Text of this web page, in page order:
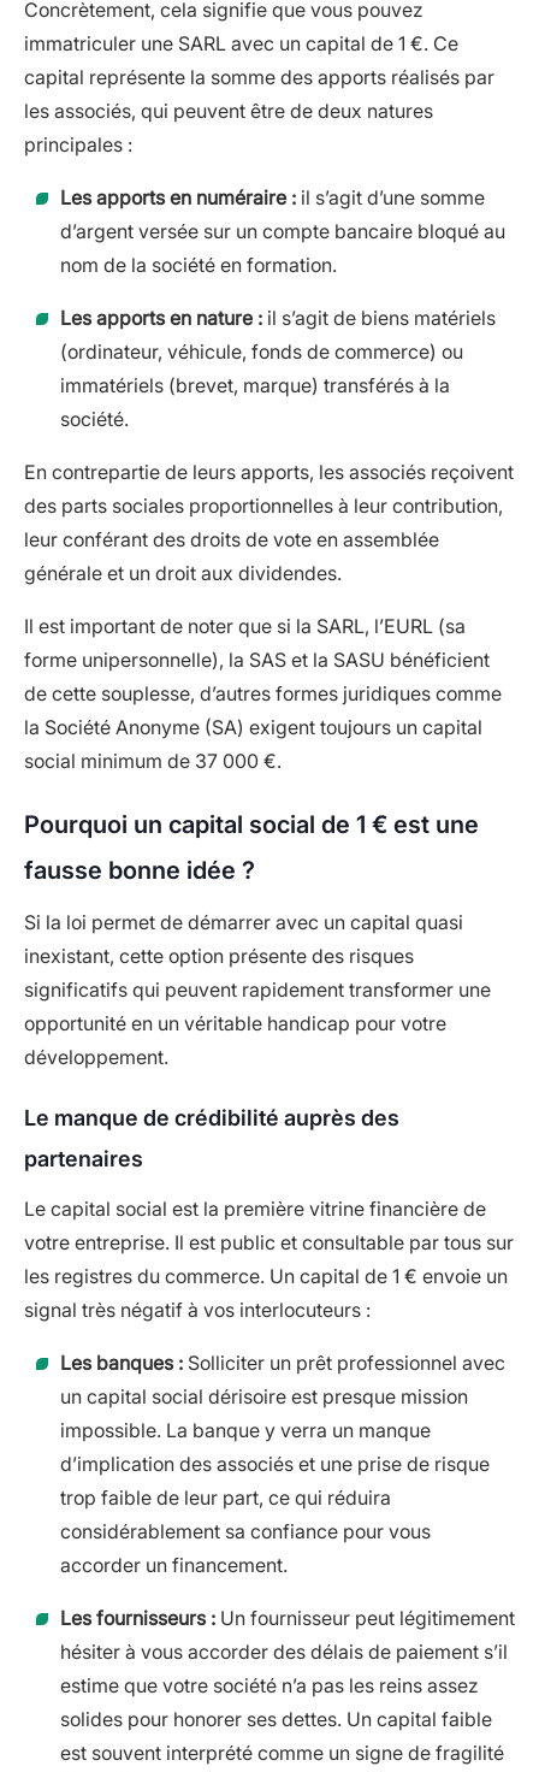
Concrètement, cela signifie que vous pouvez
immatriculer une SARL avec un capital de 1 €. Ce
capital représente la somme des apports réalisés par
les associés, qui peuvent être de deux natures
principales :
Les apports en numéraire : il s’agit d’une somme
d’argent versée sur un compte bancaire bloqué au
nom de la société en formation.
Les apports en nature : il s’agit de biens matériels
(ordinateur, véhicule, fonds de commerce) ou
immatériels (brevet, marque) transférés à la
société.
En contrepartie de leurs apports, les associés reçoivent
des parts sociales proportionnelles à leur contribution,
leur conférant des droits de vote en assemblée
générale et un droit aux dividendes.
Il est important de noter que si la SARL, l’EURL (sa
forme unipersonnelle), la SAS et la SASU bénéficient
de cette souplesse, d’autres formes juridiques comme
la Société Anonyme (SA) exigent toujours un capital
social minimum de 37 000 €.
Pourquoi un capital social de 1 € est une
fausse bonne idée ?
Si la loi permet de démarrer avec un capital quasi
inexistant, cette option présente des risques
significatifs qui peuvent rapidement transformer une
opportunité en un véritable handicap pour votre
développement.
Le manque de crédibilité auprès des
partenaires
Le capital social est la première vitrine financière de
votre entreprise. Il est public et consultable par tous sur
les registres du commerce. Un capital de 1 € envoie un
signal très négatif à vos interlocuteurs :
Les banques : Solliciter un prêt professionnel avec
un capital social dérisoire est presque mission
impossible. La banque y verra un manque
d’implication des associés et une prise de risque
trop faible de leur part, ce qui réduira
considérablement sa confiance pour vous
accorder un financement.
Les fournisseurs : Un fournisseur peut légitimement
hésiter à vous accorder des délais de paiement s’il
estime que votre société n’a pas les reins assez
solides pour honorer ses dettes. Un capital faible
est souvent interprété comme un signe de fragilité